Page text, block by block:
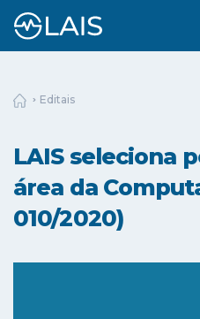
Editais
LAIS seleciona
área da
010/2020)